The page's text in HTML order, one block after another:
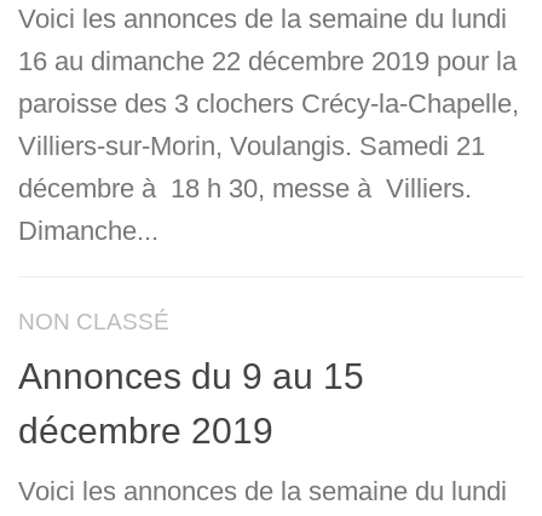
Voici les annonces de la semaine du lundi
16 au dimanche 22 décembre 2019 pour la
paroisse des 3 clochers Crécy-la-Chapelle,
Villiers-sur-Morin, Voulangis. Samedi 21
décembre à 18 h 30, messe à Villiers.
Dimanche...
NON CLASSÉ
Annonces du 9 au 15
décembre 2019
Voici les annonces de la semaine du lundi